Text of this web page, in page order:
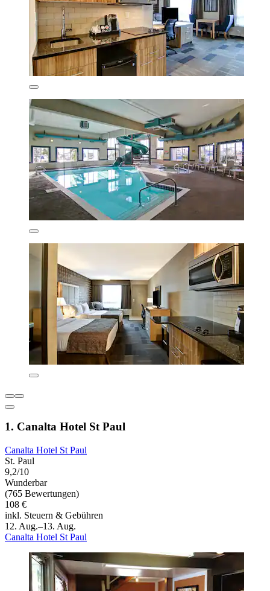
1. Canalta Hotel St Paul
Canalta Hotel St Paul
St. Paul
9,2/10
Wunderbar
(765 Bewertungen)
108 €
inkl. Steuern & Gebühren
12. Aug.–13. Aug.
Canalta Hotel St Paul